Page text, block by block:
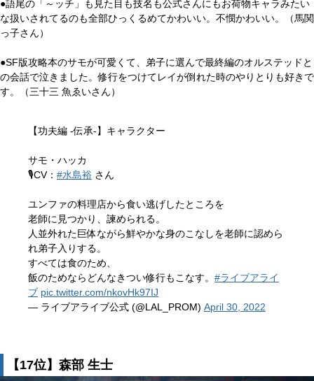
●語尾の「～ッチ」も見た目も技名も公式さんにもお荷物キャラみたい
な扱いされてるのも全部ひっくるめてかわいい。不憫かわいい。（馬関
っ子さん）
●SF版攻略本のサモが可愛くて、弟子に選んで最終編のオルステッドと
の会話で泣きました。修行をつけてレイが倒れた時のやりとりも好きで
す。（三十三 魚ゑいさん）
【功夫編 -伝承-】キャラクター
サモ・ハッカ
🎙️CV： #水島裕 さん
ユンファの料理店から食い逃げしたところを
老師に見つかり、諫められる。
人並外れた巨体ながら鮮やかな身のこなしを老師に認めら
れ弟子入りする。
すべては食のため、
飯のためならどんなきつい修行もこなす。 #ライブアライ
ブ pic.twitter.com/nkovHk97IJ
— ライブアライブ公式 (@LAL_PROM) April 30, 2022
【17位】森部 生士